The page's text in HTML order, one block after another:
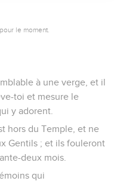
le moment.
à une verge, et il
toi et mesure le
y adorent.
hors du Temple, et ne
Gentils ; et ils fouleront
deux mois.
qui